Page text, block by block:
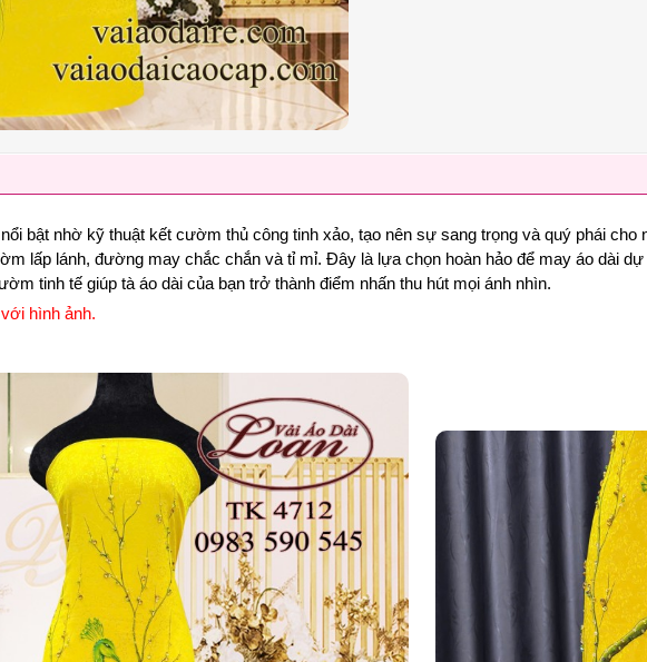
nổi bật nhờ kỹ thuật kết cườm thủ công tinh xảo, tạo nên sự sang trọng và quý phái
lấp lánh, đường may chắc chắn và tỉ mỉ. Đây là lựa chọn hoàn hảo để may áo dài
tinh tế giúp tà áo dài của bạn trở thành điểm nhấn thu hút mọi ánh nhìn.
hình ảnh.